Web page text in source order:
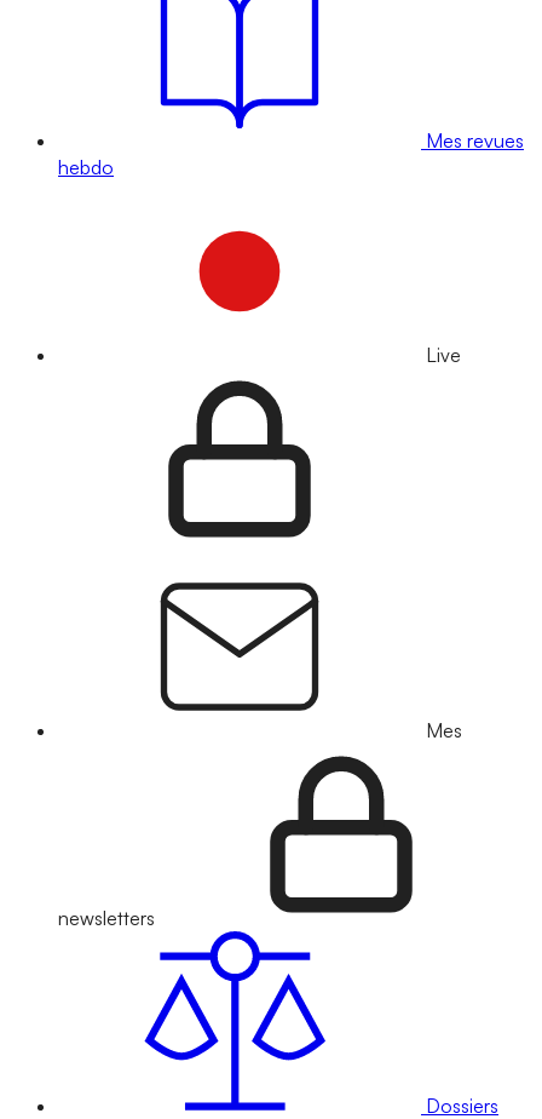
Mes revues
hebdo
Live
Mes
newsletters
Dossiers